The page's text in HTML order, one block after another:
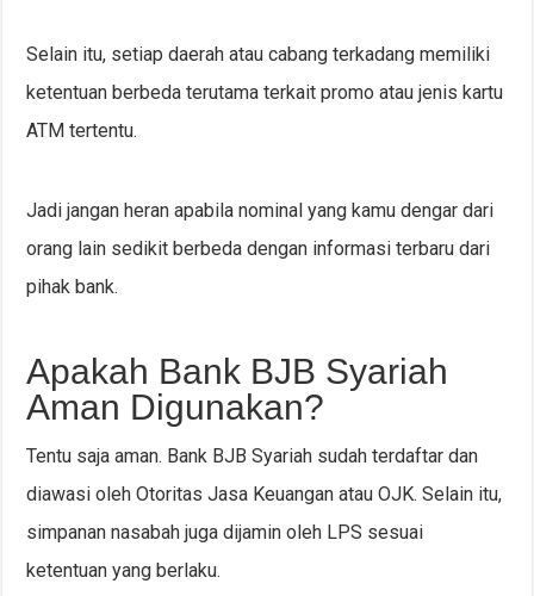
Selain itu, setiap daerah atau cabang terkadang memiliki
ketentuan berbeda terutama terkait promo atau jenis kartu
ATM tertentu.
Jadi jangan heran apabila nominal yang kamu dengar dari
orang lain sedikit berbeda dengan informasi terbaru dari
pihak bank.
Apakah Bank BJB Syariah
Aman Digunakan?
Tentu saja aman. Bank BJB Syariah sudah terdaftar dan
diawasi oleh Otoritas Jasa Keuangan atau OJK. Selain itu,
simpanan nasabah juga dijamin oleh LPS sesuai
ketentuan yang berlaku.